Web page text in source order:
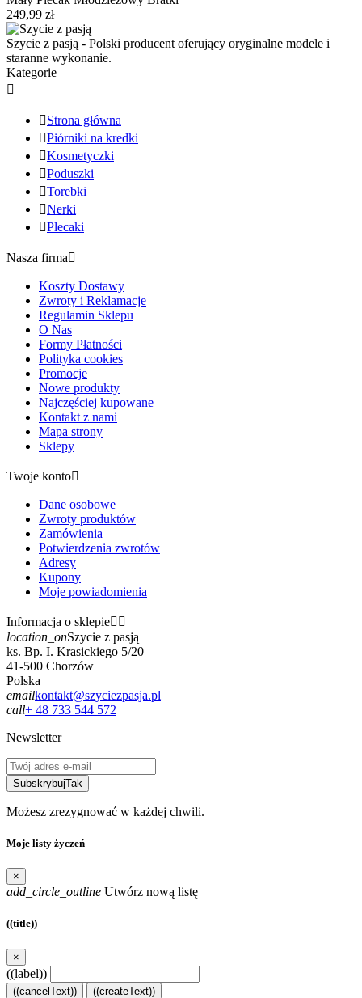
249,99 zł
Szycie z pasją - Polski producent oferujący oryginalne modele i
staranne wykonanie.
Kategorie

Strona główna
Piórniki na kredki
Kosmetyczki
Poduszki
Torebki
Nerki
Plecaki
Nasza firma
Koszty Dostawy
Zwroty i Reklamacje
Regulamin Sklepu
O Nas
Formy Płatności
Polityka cookies
Promocje
Nowe produkty
Najczęściej kupowane
Kontakt z nami
Mapa strony
Sklepy
Twoje konto
Dane osobowe
Zwroty produktów
Zamówienia
Potwierdzenia zwrotów
Adresy
Kupony
Moje powiadomienia
Informacja o sklepie 
location_onSzycie z pasją
ks. Bp. I. Krasickiego 5/20
41-500 Chorzów
Polska
emailkontakt@szyciezpasja.pl
call+ 48 733 544 572
Newsletter
SubskrybujTak
Możesz zrezygnować w każdej chwili.
Moje listy życzeń
×
add_circle_outline Utwórz nową listę
((title))
×
((label))
((cancelText)) ((createText))